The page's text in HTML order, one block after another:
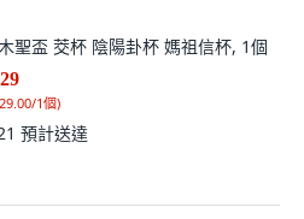
聖盃 茭杯 陰陽卦杯 媽祖信杯, 1個
1個)
預計送達